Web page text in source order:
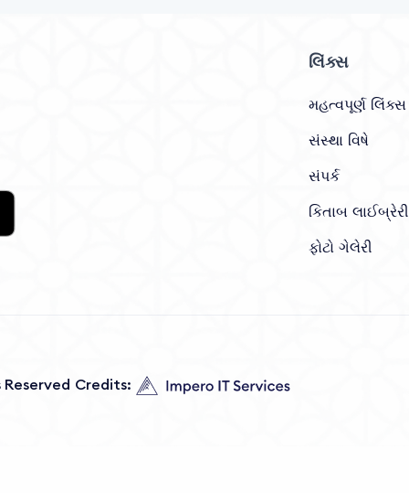
લિંક્સ
મહત્વપૂર્ણ લિંક્સ
સંસ્થા વિષે
સંપર્ક
કિતાબ લાઈબ્રેરી
ફોટો ગેલેરી
Credits: